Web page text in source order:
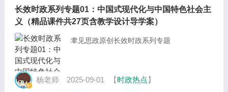
长效时政系列专题01：中国式现代化与中国特色社会主
义（精品课件共27页含教学设计导学案）
聿见思政原创长效时政系列专题
杨老师 2025-09-01 【时政热点】